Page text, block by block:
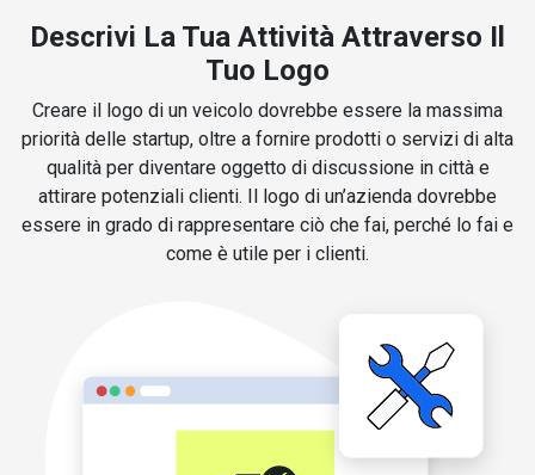
Descrivi La Tua Attività Attraverso Il
Tuo Logo
Creare il logo di un veicolo dovrebbe essere la massima
priorità delle startup, oltre a fornire prodotti o servizi di alta
qualità per diventare oggetto di discussione in città e
attirare potenziali clienti. Il logo di un’azienda dovrebbe
essere in grado di rappresentare ciò che fai, perché lo fai e
come è utile per i clienti.